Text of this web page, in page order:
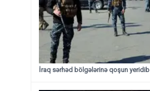
İraq sərhəd bölgələrinə qoşun yeridib